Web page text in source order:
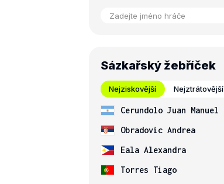
Sázkařský žebříček
Nejziskovější Nejztrátovější
Cerundolo Juan Manuel
Obradovic Andrea
Eala Alexandra
Torres Tiago